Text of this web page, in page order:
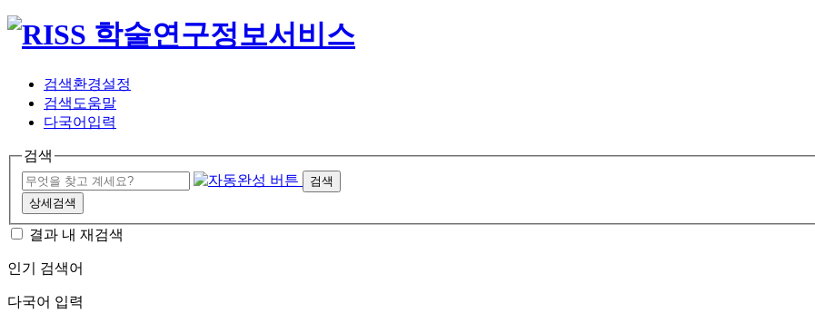
검색환경설정
검색도움말
다국어입력
검색
검색
상세검색
결과 내 재검색
인기 검색어
다국어 입력